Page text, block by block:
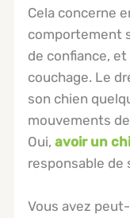
Cela concerne
comportement
de confiance, et
couchage. Le
son chien
mouvements
Oui,avoir un
responsable de
Vous avez